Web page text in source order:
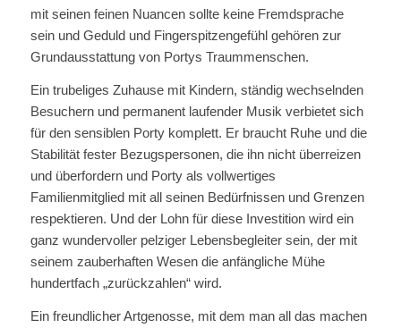
mit seinen feinen Nuancen sollte keine Fremdsprache
sein und Geduld und Fingerspitzengefühl gehören zur
Grundausstattung von Portys Traummenschen.
Ein trubeliges Zuhause mit Kindern, ständig wechselnden
Besuchern und permanent laufender Musik verbietet sich
für den sensiblen Porty komplett. Er braucht Ruhe und die
Stabilität fester Bezugspersonen, die ihn nicht überreizen
und überfordern und Porty als vollwertiges
Familienmitglied mit all seinen Bedürfnissen und Grenzen
respektieren. Und der Lohn für diese Investition wird ein
ganz wundervoller pelziger Lebensbegleiter sein, der mit
seinem zauberhaften Wesen die anfängliche Mühe
hundertfach „zurückzahlen“ wird.
Ein freundlicher Artgenosse, mit dem man all das machen